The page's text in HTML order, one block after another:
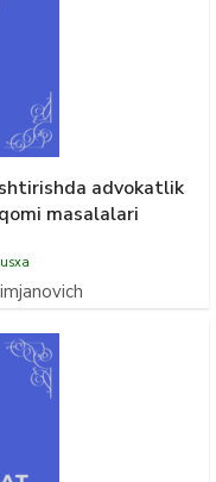
advokatlik
masalalari